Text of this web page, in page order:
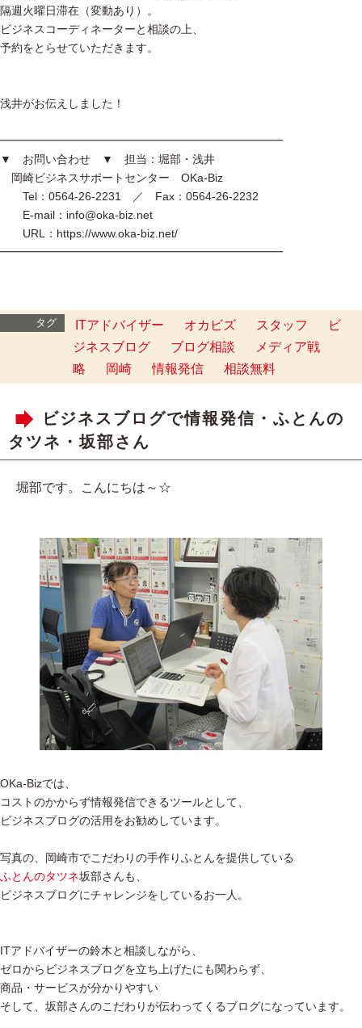
隔週火曜日滞在（変動あり）。
ビジネスコーディネーターと相談の上、
予約をとらせていただきます。
浅井がお伝えしました！
━━━━━━━━━━━━━━━━━━━━━━━━━
▼ お問い合わせ ▼ 担当：堀部・浅井
岡崎ビジネスサポートセンター OKa-Biz
Tel：0564-26-2231 ／ Fax：0564-26-2232
E-mail：info@oka-biz.net
URL：https://www.oka-biz.net/
━━━━━━━━━━━━━━━━━━━━━━━━━
タグ ITアドバイザー オカビズ スタッフ
ビ
ジネスブログ
ブログ相談
メディア戦
略
岡崎 情報発信 相談無料
ビジネスブログで情報発信・ふとんの
タツネ・坂部さん
堀部です。こんにちは～☆
OKa-Bizでは、
コストのかからず情報発信できるツールとして、
ビジネスブログの活用をお勧めしています。
写真の、岡崎市でこだわりの手作りふとんを提供している
ふとんのタツネ坂部さんも、
ビジネスブログにチャレンジをしているお一人。
ITアドバイザーの鈴木と相談しながら、
ゼロからビジネスブログを立ち上げたにも関わらず、
商品・サービスが分かりやすい
そして、坂部さんのこだわりが伝わってくるブログになっています。